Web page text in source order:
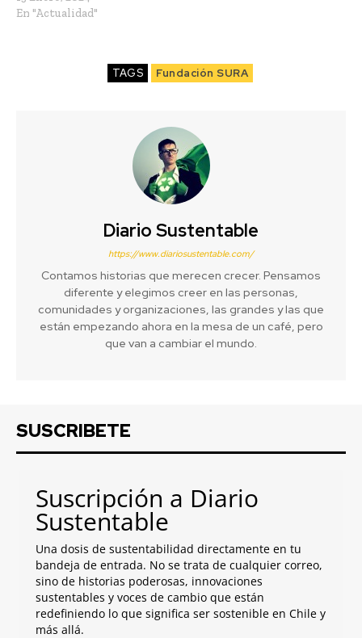
En "Actualidad"
TAGS Fundación SURA
Diario Sustentable
https://www.diariosustentable.com/
Contamos historias que merecen crecer. Pensamos
diferente y elegimos creer en las personas,
comunidades y organizaciones, las grandes y las que
están empezando ahora en la mesa de un café, pero
que van a cambiar el mundo.
SUSCRIBETE
Suscripción a Diario
Sustentable
Una dosis de sustentabilidad directamente en tu
bandeja de entrada. No se trata de cualquier correo,
sino de historias poderosas, innovaciones
sustentables y voces de cambio que están
redefiniendo lo que significa ser sostenible en Chile y
más allá.